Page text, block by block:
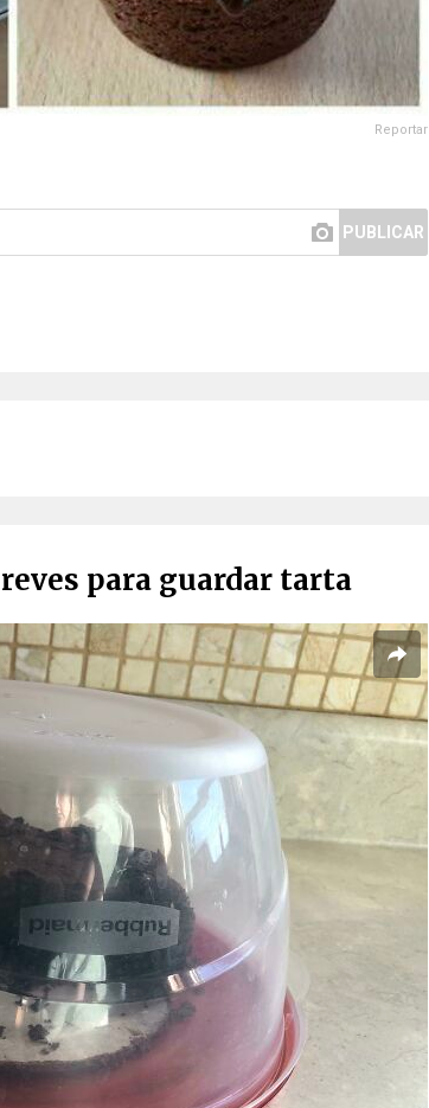
Reportar
PUBLICAR
para guardar tarta